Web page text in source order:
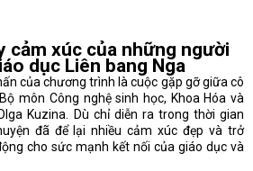
cảm xúc của những người
dục Liên bang Nga
của chương trình là cuộc gặp gỡ giữa cô
môn Công nghệ sinh học, Khoa Hóa và
Kuzina. Dù chỉ diễn ra trong thời gian
đã để lại nhiều cảm xúc đẹp và trở
cho sức mạnh kết nối của giáo dục và